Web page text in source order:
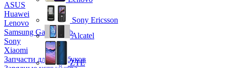
ASUS
Huawei
Lenovo
Samsung Galaxy Tab
Sony
Xiaomi
Запчасти для ноутбуков
Sony Ericsson
Alcatel
ZTE